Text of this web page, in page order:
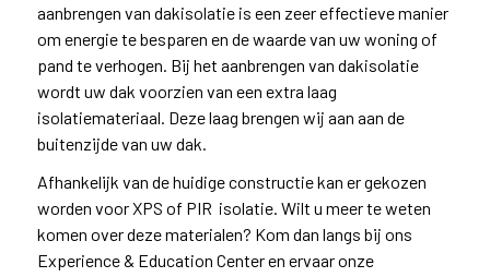
aanbrengen van dakisolatie is een zeer effectieve manier
om energie te besparen en de waarde van uw woning of
pand te verhogen. Bij het aanbrengen van dakisolatie
wordt uw dak voorzien van een extra laag
isolatiemateriaal. Deze laag brengen wij aan aan de
buitenzijde van uw dak.
Afhankelijk van de huidige constructie kan er gekozen
worden voor XPS of PIR isolatie. Wilt u meer te weten
komen over deze materialen? Kom dan langs bij ons
Experience & Education Center en ervaar onze